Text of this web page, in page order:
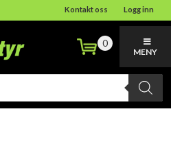
Kontakt oss Logg inn
0
MENY